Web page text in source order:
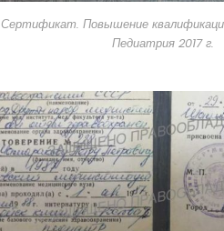
Сертификат. Повышение
Педиатрия 2017 г.